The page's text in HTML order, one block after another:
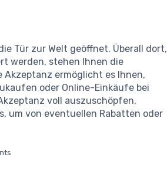
Tür zur Welt geöffnet. Überall dort,
werden, stehen Ihnen die
ermöglicht es Ihnen,
oder Online-Einkäufe bei
voll auszuschöpfen,
um von eventuellen Rabatten oder